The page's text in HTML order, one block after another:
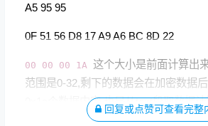
A5 95 95
0F 51 56 D8 17 A9 A6 BC 8D 22
00 00 00 1A 这个大小是前面计算出
范围是0-32,剩下的数据会在加密数据
0x1a个数据内容,也是从text段取数据计
回复或点赞可查看完整